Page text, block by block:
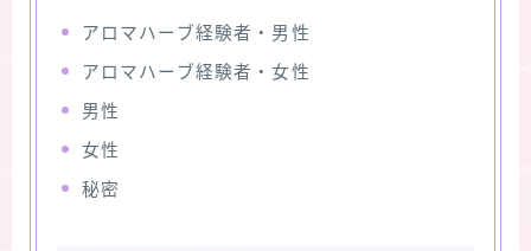
アロマハーブ経験者・男性
アロマハーブ経験者・女性
男性
女性
秘密